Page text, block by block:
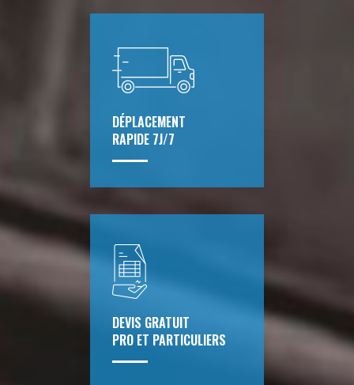
DÉPLACEMENT
RAPIDE 7J/7
DEVIS GRATUIT
PRO ET PARTICULIERS